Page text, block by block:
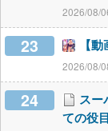
2026/08/
23 【
2026/08/
24
スー
ての役